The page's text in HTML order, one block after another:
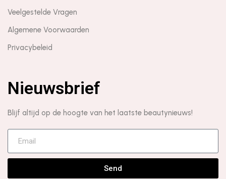
Veelgestelde Vragen
Algemene Voorwaarden
Privacybeleid
Nieuwsbrief
Blijf altijd op de hoogte van het laatste beautynieuws!
Send